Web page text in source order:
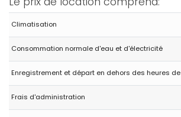
Familles avec adolescents - Août 2022 - Espagne :
(Texte original)
tranquila.
(Traduit par Google)
Maison spacieuse avec beaucoup de
très calme.
Climatisation
Consommation normale d'eau et d'électricité
Enregistrement et départ en dehors des heures
Frais d'administration